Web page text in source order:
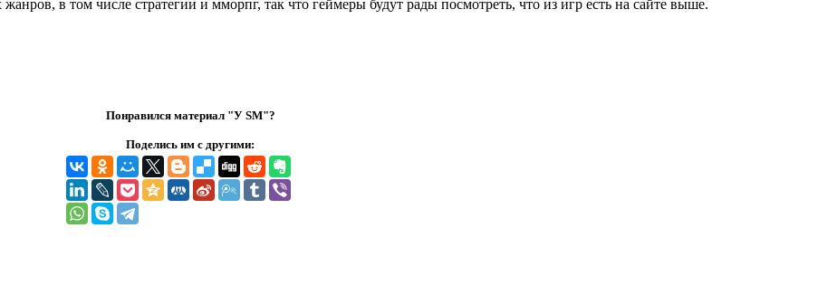
в том числе стратегии и мморпг, так что геймеры будут рады посмотреть, что из игр есть на сайте выше.
Понравился материал "У SM"?
Поделись им с другими: